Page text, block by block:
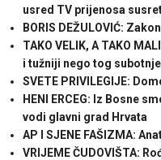
usred TV prijenosa
BORIS DEŽULOVIĆ:
TAKO VELIK, A TAKO
i tužniji nego tog
SVETE PRIVILEGIJE:
HENI ERCEG: Iz Bosne
vodi glavni grad Hrvata
AP I SJENE FAŠIZMA:
VRIJEME ČUDOVIŠTA: